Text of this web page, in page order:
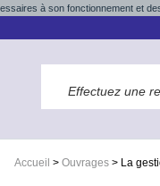
à son fonctionnement et
Accueil > Ouvrages > La